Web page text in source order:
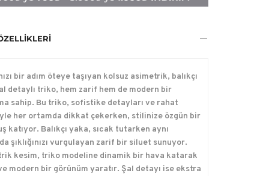
bir adım öteye taşıyan kolsuz asimetrik, balıkçı
detaylı triko, hem zarif hem de modern bir
sahip. Bu triko, sofistike detayları ve rahat
her ortamda dikkat çekerken, stilinize özgün bir
katıyor. Balıkçı yaka, sıcak tutarken aynı
şıklığınızı vurgulayan zarif bir siluet sunuyor.
kesim, triko modeline dinamik bir hava katarak
modern bir görünüm yaratır. Şal detayı ise ekstra